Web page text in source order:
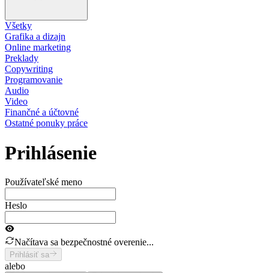
Všetky
Grafika a dizajn
Online marketing
Preklady
Copywriting
Programovanie
Audio
Video
Finančné a účtovné
Ostatné ponuky práce
Prihlásenie
Používateľské meno
Heslo
Načítava sa bezpečnostné overenie...
Prihlásiť sa
alebo